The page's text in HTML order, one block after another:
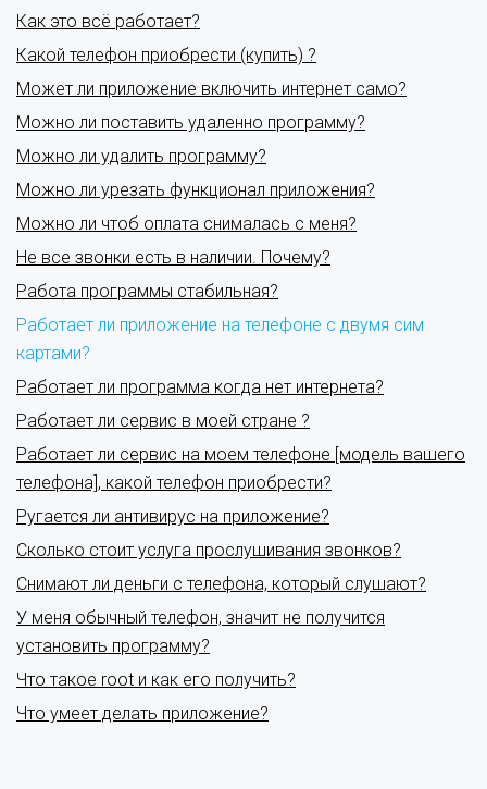
Как это всё работает?
Какой телефон приобрести (купить) ?
Может ли приложение включить интернет само?
Можно ли поставить удаленно программу?
Можно ли удалить программу?
Можно ли урезать функционал приложения?
Можно ли чтоб оплата снималась с меня?
Не все звонки есть в наличии. Почему?
Работа программы стабильная?
Работает ли приложение на телефоне с двумя сим
картами?
Работает ли программа когда нет интернета?
Работает ли сервис в моей стране ?
Работает ли сервис на моем телефоне [модель вашего
телефона], какой телефон приобрести?
Ругается ли антивирус на приложение?
Сколько стоит услуга прослушивания звонков?
Снимают ли деньги с телефона, который слушают?
У меня обычный телефон, значит не получится
установить программу?
Что такое root и как его получить?
Что умеет делать приложение?